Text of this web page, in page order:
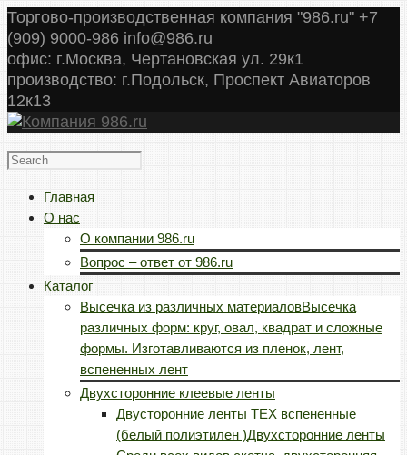
Торгово-производственная компания "986.ru" +7
(909) 9000-986 info@986.ru
офис: г.Москва, Чертановская ул. 29к1
производство: г.Подольск, Проспект Авиаторов
12к13
Главная
О нас
О компании 986.ru
Вопрос – ответ от 986.ru
Каталог
Высечка из различных материаловВысечка
различных форм: круг, овал, квадрат и сложные
формы. Изготавливаются из пленок, лент,
вспененных лент
Двухсторонние клеевые ленты
Двусторонние ленты TEX вспененные
(белый полиэтилен )Двухсторонние ленты